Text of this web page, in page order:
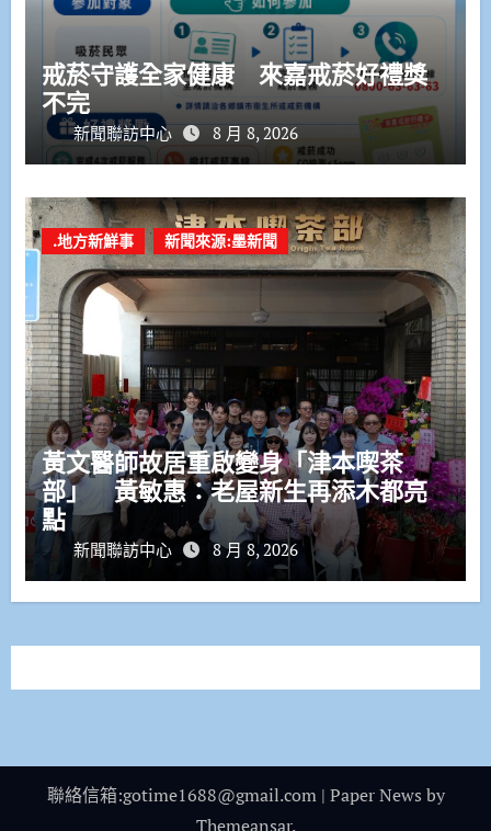
戒菸守護全家健康 來嘉戒菸好禮獎
不完
新聞聯訪中心 8 月 8, 2026
.地方新鮮事 新聞來源:墨新聞
黃文醫師故居重啟變身「津本喫茶
部」 黃敏惠：老屋新生再添木都亮
點
新聞聯訪中心 8 月 8, 2026
聯絡信箱:gotime1688@gmail.com | Paper News by
Themeansar.